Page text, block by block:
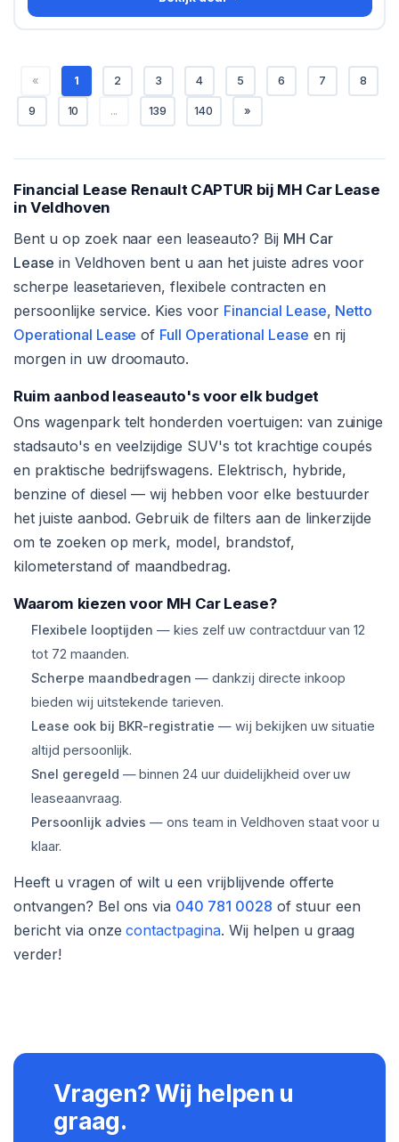
« 1 2 3 4 5 6 7 8
9 10 ... 139 140 »
Financial Lease Renault CAPTUR bij MH Car Lease
in Veldhoven
Bent u op zoek naar een leaseauto? Bij MH Car
Lease in Veldhoven bent u aan het juiste adres voor
scherpe leasetarieven, flexibele contracten en
persoonlijke service. Kies voor Financial Lease, Netto
Operational Lease of Full Operational Lease en rij
morgen in uw droomauto.
Ruim aanbod leaseauto's voor elk budget
Ons wagenpark telt honderden voertuigen: van zuinige
stadsauto's en veelzijdige SUV's tot krachtige coupés
en praktische bedrijfswagens. Elektrisch, hybride,
benzine of diesel — wij hebben voor elke bestuurder
het juiste aanbod. Gebruik de filters aan de linkerzijde
om te zoeken op merk, model, brandstof,
kilometerstand of maandbedrag.
Waarom kiezen voor MH Car Lease?
Flexibele looptijden — kies zelf uw contractduur van 12
tot 72 maanden.
Scherpe maandbedragen — dankzij directe inkoop
bieden wij uitstekende tarieven.
Lease ook bij BKR-registratie — wij bekijken uw situatie
altijd persoonlijk.
Snel geregeld — binnen 24 uur duidelijkheid over uw
leaseaanvraag.
Persoonlijk advies — ons team in Veldhoven staat voor u
klaar.
Heeft u vragen of wilt u een vrijblijvende offerte
ontvangen? Bel ons via 040 781 0028 of stuur een
bericht via onzecontactpagina. Wij helpen u graag
verder!
Vragen? Wij helpen u
graag.